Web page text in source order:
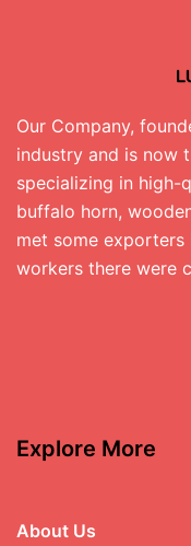
Our Company,
industry and is now
specializing in high-
buffalo horn,
met some exporters
workers there were
Explore More
About Us